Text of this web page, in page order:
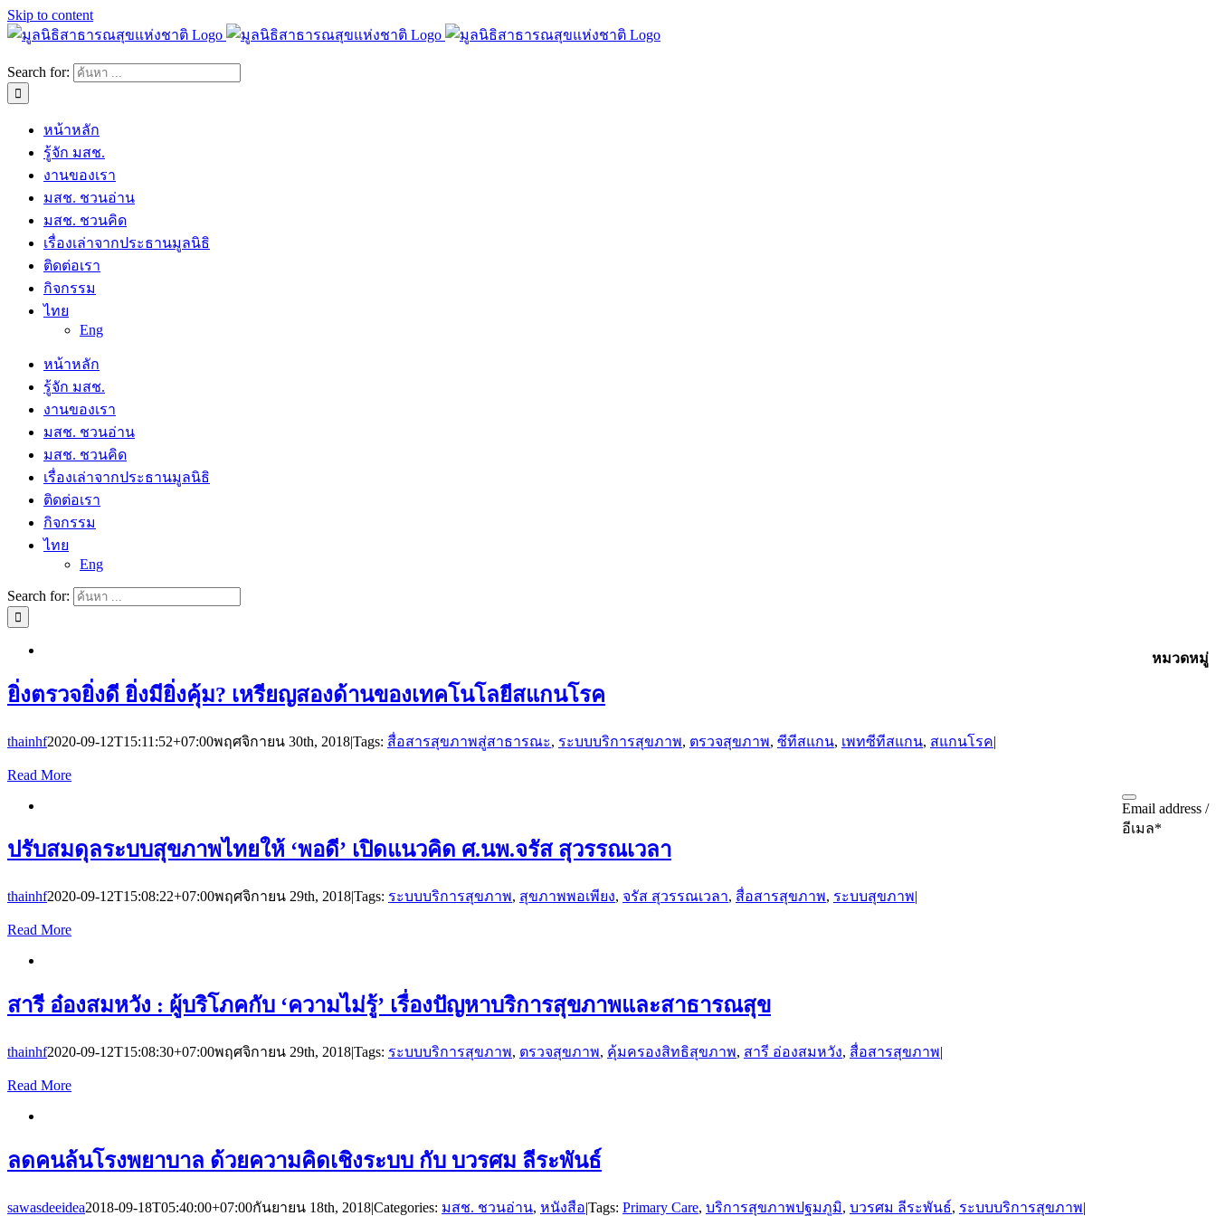
Skip to content
Search for:
หน้าหลัก
รู้จัก มสช.
งานของเรา
มสช. ชวนอ่าน
มสช. ชวนคิด
เรื่องเล่าจากประธานมูลนิธิ
ติดต่อเรา
กิจกรรม
ไทย
Eng
หน้าหลัก
รู้จัก มสช.
งานของเรา
มสช. ชวนอ่าน
มสช. ชวนคิด
เรื่องเล่าจากประธานมูลนิธิ
ติดต่อเรา
กิจกรรม
ไทย
Eng
Search for:
ยิ่งตรวจยิ่งดี ยิ่งมียิ่งคุ้ม? เหรียญสองด้านของเทคโนโลยีสแกนโรค
thainhf2020-09-12T15:11:52+07:00พฤศจิกายน 30th, 2018|Tags: สื่อสารสุขภาพสู่สาธารณะ, ระบบบริการสุขภาพ, ตรวจสุขภาพ, ซีทีสแกน, เพทซีทีสแกน, สแกนโรค|
Read More
ปรับสมดุลระบบสุขภาพไทยให้ ‘พอดี’ เปิดแนวคิด ศ.นพ.จรัส สุวรรณเวลา
thainhf2020-09-12T15:08:22+07:00พฤศจิกายน 29th, 2018|Tags: ระบบบริการสุขภาพ, สุขภาพพอเพียง, จรัส สุวรรณเวลา, สื่อสารสุขภาพ, ระบบสุขภาพ|
Read More
สารี อ๋องสมหวัง : ผู้บริโภคกับ ‘ความไม่รู้’ เรื่องปัญหาบริการสุขภาพและสาธารณสุข
thainhf2020-09-12T15:08:30+07:00พฤศจิกายน 29th, 2018|Tags: ระบบบริการสุขภาพ, ตรวจสุขภาพ, คุ้มครองสิทธิสุขภาพ, สารี อ่องสมหวัง, สื่อสารสุขภาพ|
Read More
ลดคนล้นโรงพยาบาล ด้วยความคิดเชิงระบบ กับ บวรศม ลีระพันธ์
sawasdeeidea2018-09-18T05:40:00+07:00กันยายน 18th, 2018|Categories: มสช. ชวนอ่าน, หนังสือ|Tags: Primary Care, บริการสุขภาพปฐมภูมิ, บวรศม ลีระพันธ์, ระบบบริการสุขภาพ|
หมวดหมู่
Email address /
อีเมล*